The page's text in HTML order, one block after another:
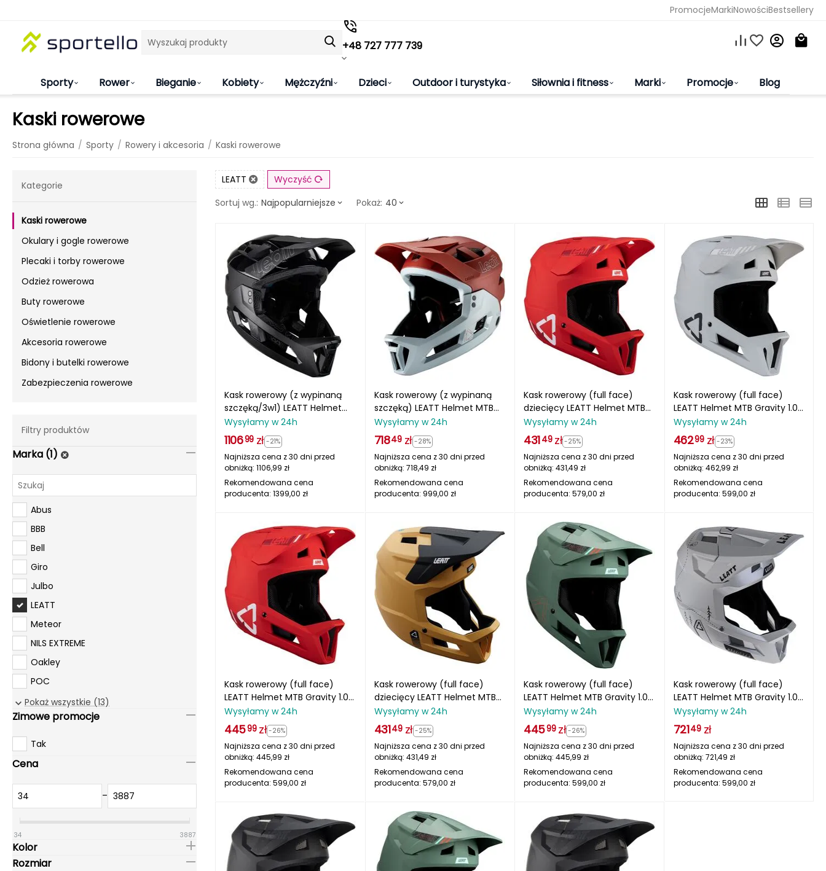
PromocjeMarkiNowościBestsellery
+48 727 777 739
Sporty Rower Bieganie Kobiety Mężczyźni Dzieci Outdoor i turystyka Siłownia i fitness Marki Promocje Blog
Kaski rowerowe
Strona główna / Sporty / Rowery i akcesoria / Kaski rowerowe
LEATT
Wyczyść
Sortuj wg.: Najpopularniejsze Pokaż: 40
Kask rowerowy (z wypinaną
szczęką/3w1) LEATT Helmet
MTB Enduro 3.0 V23
Wysyłamy w 24h
110699 zł -21%
Najniższa cena z 30 dni przed
obniżką: 1106,99 zł
Rekomendowana cena
producenta: 1399,00 zł
Kask rowerowy (z wypinaną
szczęką) LEATT Helmet MTB
Enduro 2.0 V25
Wysyłamy w 24h
71849 zł -28%
Najniższa cena z 30 dni przed
obniżką: 718,49 zł
Rekomendowana cena
producenta: 999,00 zł
Kask rowerowy (full face)
dziecięcy LEATT Helmet MTB
Gravity 1.0 Junior V25
czerwony
Wysyłamy w 24h
43149 zł -25%
Najniższa cena z 30 dni przed
obniżką: 431,49 zł
Rekomendowana cena
producenta: 579,00 zł
Kask rowerowy (full face)
LEATT Helmet MTB Gravity 1.0
V24 biały
Wysyłamy w 24h
46299 zł -23%
Najniższa cena z 30 dni przed
obniżką: 462,99 zł
Rekomendowana cena
producenta: 599,00 zł
Kask rowerowy (full face)
LEATT Helmet MTB Gravity 1.0
V24 czerwony
Wysyłamy w 24h
44599 zł -26%
Najniższa cena z 30 dni przed
obniżką: 445,99 zł
Rekomendowana cena
producenta: 599,00 zł
Kask rowerowy (full face)
dziecięcy LEATT Helmet MTB
Gravity 1.0 Junior V25 złoty
Wysyłamy w 24h
43149 zł -25%
Najniższa cena z 30 dni przed
obniżką: 431,49 zł
Rekomendowana cena
producenta: 579,00 zł
Kask rowerowy (full face)
LEATT Helmet MTB Gravity 1.0
V24 zielony
Wysyłamy w 24h
44599 zł -26%
Najniższa cena z 30 dni przed
obniżką: 445,99 zł
Rekomendowana cena
producenta: 599,00 zł
Kask rowerowy (full face)
LEATT Helmet MTB Gravity 1.0
V24 szary
Wysyłamy w 24h
72149 zł
Najniższa cena z 30 dni przed
obniżką: 721,49 zł
Rekomendowana cena
producenta: 599,00 zł
Kategorie
Kaski rowerowe
Okulary i gogle rowerowe
Plecaki i torby rowerowe
Odzież rowerowa
Buty rowerowe
Oświetlenie rowerowe
Akcesoria rowerowe
Bidony i butelki rowerowe
Zabezpieczenia rowerowe
Filtry produktów
Marka (1)
Abus
BBB
Bell
Giro
Julbo
LEATT
Meteor
NILS EXTREME
Oakley
POC
RUDY PROJECT
Smj Sport
UVEX
Pokaż wszystkie (13)
Zimowe promocje
Tak
Cena
–
34 3887
Kolor
Rozmiar